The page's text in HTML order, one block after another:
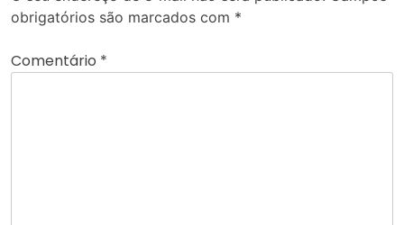
obrigatórios são marcados com *
Comentário *